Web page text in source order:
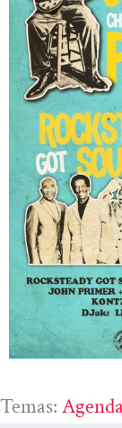
Temas: